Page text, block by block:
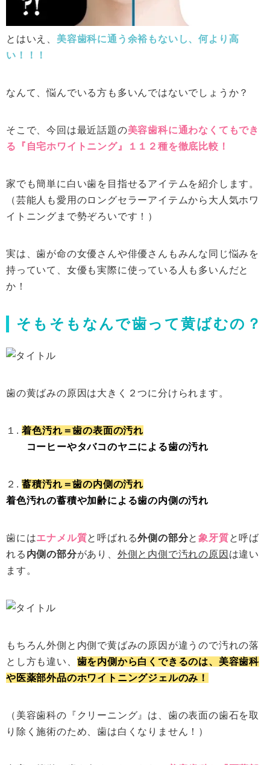
とはいえ、 美容歯科に通う余裕もないし、何より高
い！！！
なんて、悩んでいる方も多いんではないでしょうか？
そこで、今回は最近話題の美容歯科に通わなくてもでき
る『自宅ホワイトニング』１１２種を徹底比較！
家でも簡単に白い歯を目指せるアイテムを紹介します。
（芸能人も愛用のロングセラーアイテムから大人気ホワ
イトニングまで勢ぞろいです！）
実は、歯が命の女優さんや俳優さんもみんな同じ悩みを
持っていて、女優も実際に使っている人も多いんだと
か！
そもそもなんで歯って黄ばむの？
歯の黄ばみの原因は大きく２つに分けられます。
１.着色汚れ＝歯の表面の汚れ
コーヒーやタバコのヤニによる歯の汚れ
２.蓄積汚れ＝歯の内側の汚れ
着色汚れの蓄積や加齢による歯の内側の汚れ
歯にはエナメル質と呼ばれる外側の部分と象牙質と呼ば
れる 内側の部分があり、 外側と内側で汚れの原因 は違い
ます。
もちろん外側と内側で黄ばみの原因が違うので汚れの落
とし方も違い、 歯を内側から白くできるのは、美容歯科
や医薬部外品のホワイトニングジェルのみ！
（美容歯科の『クリーニング』は、歯の表面の歯石を取
り除く施術のため、歯は白くなりません！）